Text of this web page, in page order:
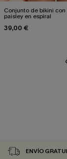
Conjunto de bikini
paisley en espiral
39,00 €
ENVÍO